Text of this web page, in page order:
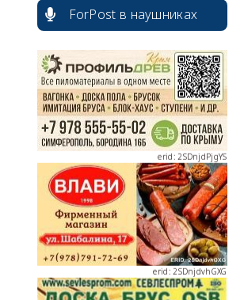
ForPost в наушниках
erid: 2SDnjcrDNw6
erid: 2SDnjdPjgYS
erid: 2SDnjdvhGXG